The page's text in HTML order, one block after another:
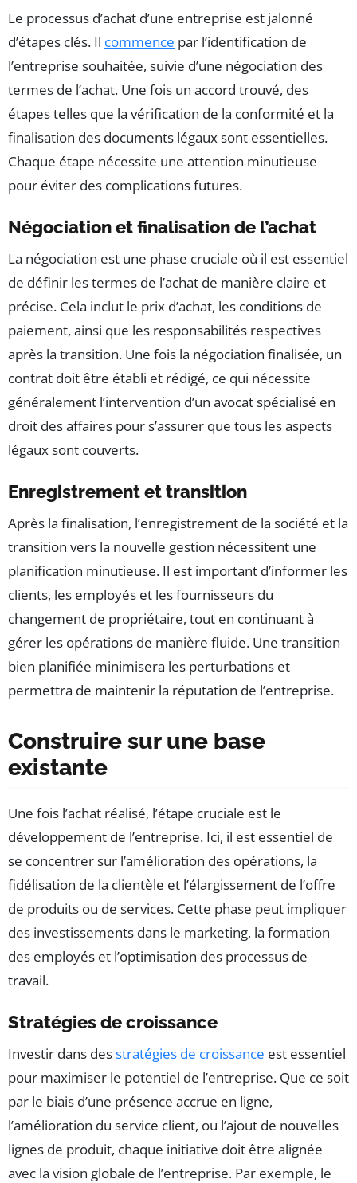
Le processus d’achat d’une entreprise est jalonné
d’étapes clés. Il commence par l’identification de
l’entreprise souhaitée, suivie d’une négociation des
termes de l’achat. Une fois un accord trouvé, des
étapes telles que la vérification de la conformité et la
finalisation des documents légaux sont essentielles.
Chaque étape nécessite une attention minutieuse
pour éviter des complications futures.
Négociation et finalisation de l’achat
La négociation est une phase cruciale où il est essentiel
de définir les termes de l’achat de manière claire et
précise. Cela inclut le prix d’achat, les conditions de
paiement, ainsi que les responsabilités respectives
après la transition. Une fois la négociation finalisée, un
contrat doit être établi et rédigé, ce qui nécessite
généralement l’intervention d’un avocat spécialisé en
droit des affaires pour s’assurer que tous les aspects
légaux sont couverts.
Enregistrement et transition
Après la finalisation, l’enregistrement de la société et la
transition vers la nouvelle gestion nécessitent une
planification minutieuse. Il est important d’informer les
clients, les employés et les fournisseurs du
changement de propriétaire, tout en continuant à
gérer les opérations de manière fluide. Une transition
bien planifiée minimisera les perturbations et
permettra de maintenir la réputation de l’entreprise.
Construire sur une base
existante
Une fois l’achat réalisé, l’étape cruciale est le
développement de l’entreprise. Ici, il est essentiel de
se concentrer sur l’amélioration des opérations, la
fidélisation de la clientèle et l’élargissement de l’offre
de produits ou de services. Cette phase peut impliquer
des investissements dans le marketing, la formation
des employés et l’optimisation des processus de
travail.
Stratégies de croissance
Investir dans desstratégies de croissance est essentiel
pour maximiser le potentiel de l’entreprise. Que ce soit
par le biais d’une présence accrue en ligne,
l’amélioration du service client, ou l’ajout de nouvelles
lignes de produit, chaque initiative doit être alignée
avec la vision globale de l’entreprise. Par exemple, le